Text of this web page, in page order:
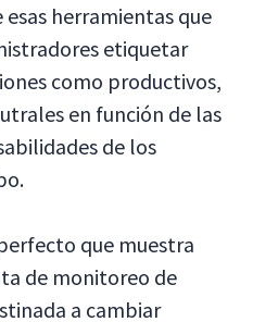
herramientas que
etiquetar
como productivos,
en función de las
de los
que muestra
de monitoreo de
a cambiar